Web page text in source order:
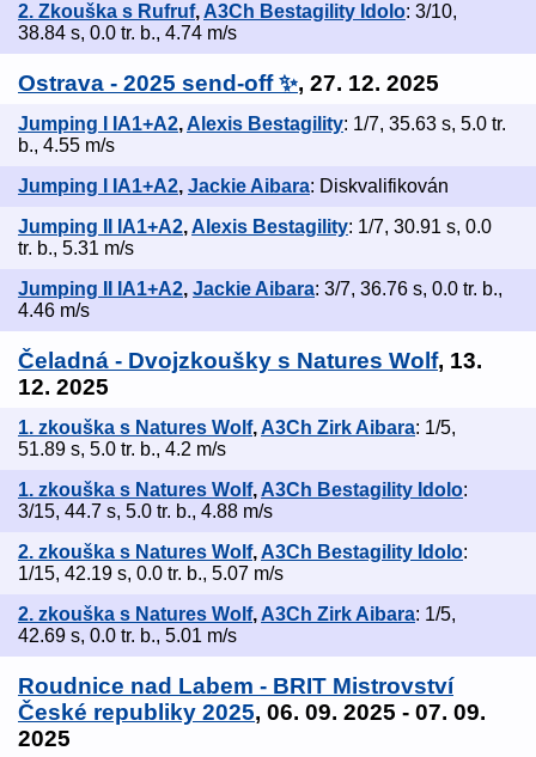
2. Zkouška s Rufruf, A3Ch Bestagility Idolo: 3/10,
38.84 s, 0.0 tr. b., 4.74 m/s
Ostrava - 2025 send-off ✨, 27. 12. 2025
Jumping I IA1+A2,Alexis Bestagility: 1/7, 35.63 s, 5.0 tr.
b., 4.55 m/s
Jumping I IA1+A2, Jackie Aibara: Diskvalifikován
Jumping II IA1+A2,Alexis Bestagility: 1/7, 30.91 s, 0.0
tr. b., 5.31 m/s
Jumping II IA1+A2, Jackie Aibara: 3/7, 36.76 s, 0.0 tr. b.,
4.46 m/s
Čeladná - Dvojzkoušky s Natures Wolf, 13.
12. 2025
1. zkouška s Natures Wolf,A3Ch Zirk Aibara: 1/5,
51.89 s, 5.0 tr. b., 4.2 m/s
1. zkouška s Natures Wolf, A3Ch Bestagility Idolo:
3/15, 44.7 s, 5.0 tr. b., 4.88 m/s
2. zkouška s Natures Wolf,A3Ch Bestagility Idolo:
1/15, 42.19 s, 0.0 tr. b., 5.07 m/s
2. zkouška s Natures Wolf, A3Ch Zirk Aibara: 1/5,
42.69 s, 0.0 tr. b., 5.01 m/s
Roudnice nad Labem - BRIT Mistrovství
České republiky 2025, 06. 09. 2025 - 07. 09.
2025